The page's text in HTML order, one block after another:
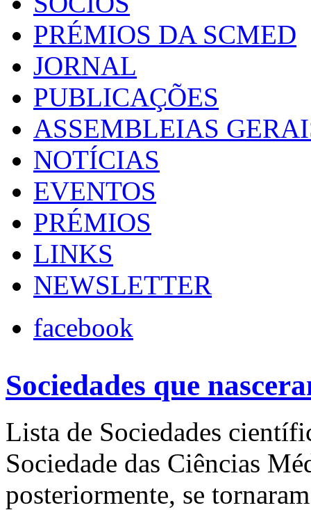
PRÉMIOS DA SCMED
JORNAL
PUBLICAÇÕES
ASSEMBLEIAS
NOTÍCIAS
EVENTOS
PRÉMIOS
LINKS
NEWSLETTER
facebook
Sociedades que
Lista de Sociedades
Sociedade das Ciências
posteriormente, se